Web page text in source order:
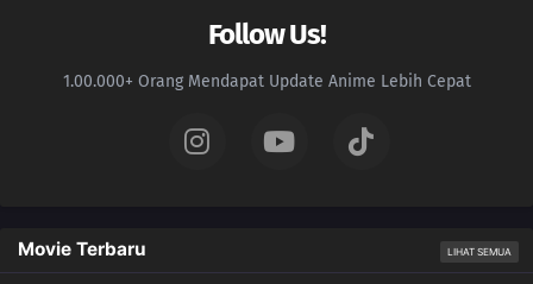
Follow Us!
1.00.000+ Orang Mendapat Update Anime Lebih Cepat
Movie Terbaru LIHAT SEMUA